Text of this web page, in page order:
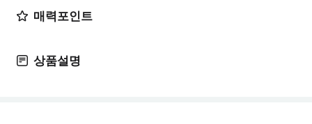
매력포인트
상품설명